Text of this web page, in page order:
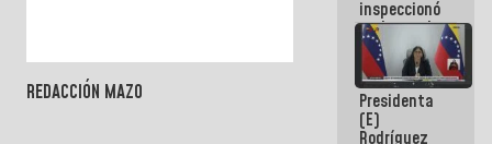
REDACCIÓN MAZO
diálogo
inspeccionó
trabajos de
rehabilitación
y
modernización
de la vía
férrea
Presidenta
(E)
Rodríguez